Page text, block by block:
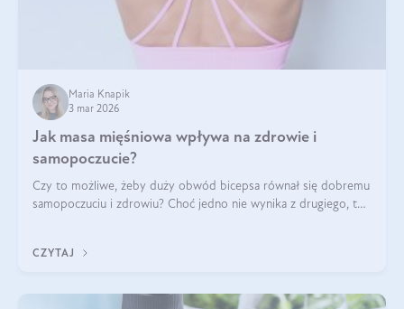
Maria Knapik
3 mar 2026
Jak masa mięśniowa wpływa na zdrowie i
samopoczucie?
Czy to możliwe, żeby duży obwód bicepsa równał się dobremu
samopoczuciu i zdrowiu? Choć jedno nie wynika z drugiego, to
wyjaśnimy.
CZYTAJ